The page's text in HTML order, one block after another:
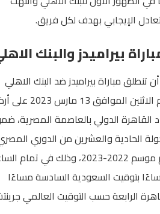
الإيجابي بهدف لكل فريق.
بيراميدز والبنك
تنطلق مباراة بيراميدز ضد البنك الاهلي
مساء اليوم الاثنين الموافق 13
القاهرة الدولي بالعاصمة المصرية،
الحادية والعشرين من الدوري
لكرة القدم موسم 2022-2023، وذلك في تمام
بتوقيت السعودية السادسة مساءًا
الرابعة حسب التوقيت العالمي